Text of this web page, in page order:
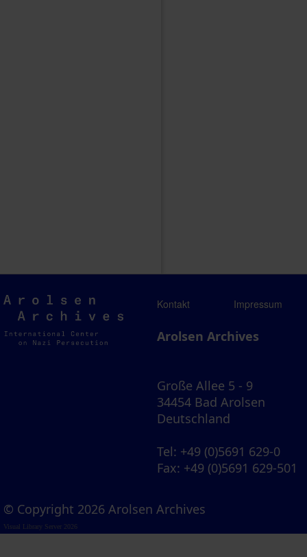
Arolsen
Archives
Kontakt Impressum
Arolsen Archives
Große Allee 5 - 9
34454 Bad Arolsen
Deutschland
Tel: +49 (0)5691 629-0
Fax: +49 (0)5691 629-501
© Copyright 2026 Arolsen Archives
Visual Library Server 2026